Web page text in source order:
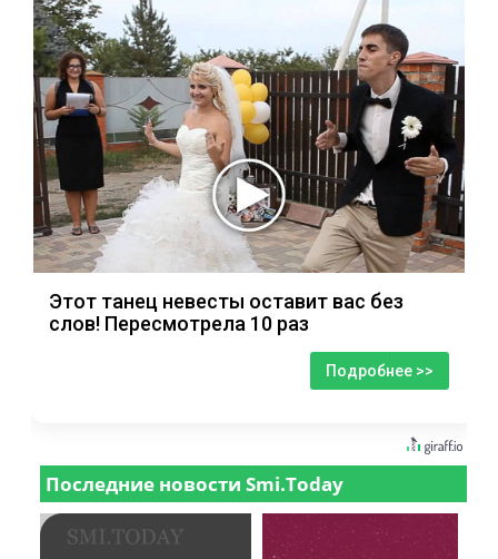
Этот танец невесты оставит вас без
слов! Пересмотрела 10 раз
Подробнее >>